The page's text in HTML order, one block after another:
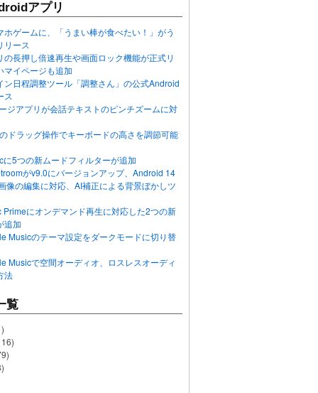
アプリ
ホゲームに、「うまい棒が食べたい！」がう
リース
の長押し倍速再生や画面ロック機能が正式リ
マイページも追加
ン日程調整ツール「調整さん」の公式Android
ス
ジアプリが会話テキストのピンチズームに対
ドラッグ操作でキーボードの高さを調節可能
に5つの新ムードフィルターが追加
がv9.0にバージョンアップ、Android 14
像の編集に対応、AI補正による背景ぼかしツ
Primeにオンデマンド再生に対応した2つの新
追加
Musicのテーマ設定をダークモードに切り替
Musicで空間オーディオ、ロスレスオーディ
法
覧